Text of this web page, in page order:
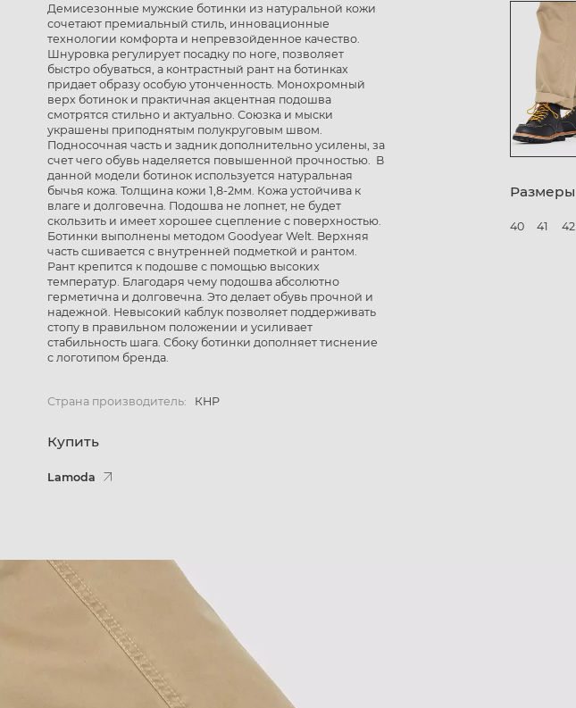
Демисезонные мужские ботинки из натуральной кожи
сочетают премиальный стиль, инновационные
технологии комфорта и непревзойденное качество.
Шнуровка регулирует посадку по ноге, позволяет
быстро обуваться, а контрастный рант на ботинках
придает образу особую утонченность. Монохромный
верх ботинок и практичная акцентная подошва
смотрятся стильно и актуально. Союзка и мыски
украшены приподнятым полукруговым швом.
Подносочная часть и задник дополнительно усилены, за
счет чего обувь наделяется повышенной прочностью. В
данной модели ботинок используется натуральная
бычья кожа. Толщина кожи 1,8-2мм. Кожа устойчива к
влаге и долговечна. Подошва не лопнет, не будет
скользить и имеет хорошее сцепление с поверхностью.
Ботинки выполнены методом Goodyear Welt. Верхняя
часть сшивается с внутренней подметкой и рантом.
Рант крепится к подошве с помощью высоких
температур. Благодаря чему подошва абсолютно
герметична и долговечна. Это делает обувь прочной и
надежной. Невысокий каблук позволяет поддерживать
стопу в правильном положении и усиливает
стабильность шага. Сбоку ботинки дополняет тиснение
с логотипом бренда.
Страна производитель: КНР
Купить
Lamoda
Размеры
40 41 42